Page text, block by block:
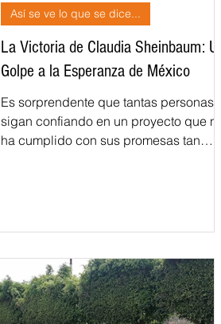
Semigrante Proam Desarrollo Urbano
La Victoria de Claudia Sheinbaum: Un
Golpe a la Esperanza de México
Es sorprendente que tantas personas
sigan confiando en un proyecto que no
ha cumplido con sus promesas tan
Así se ve lo que se dice...